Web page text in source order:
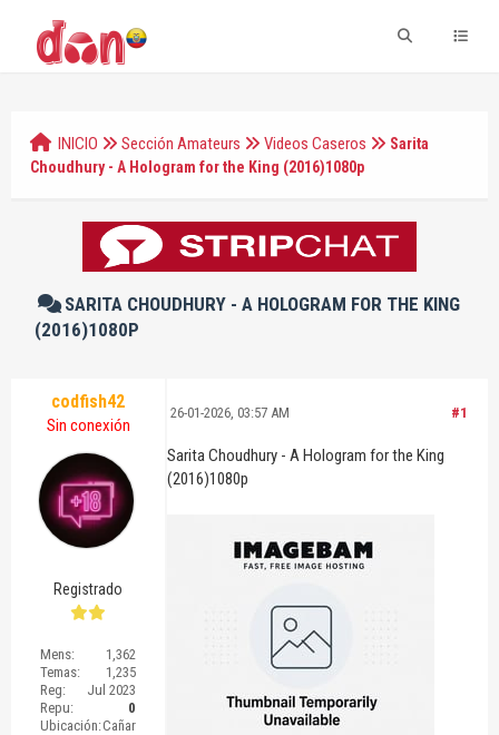
INICIO Sección Amateurs Videos Caseros
Sarita
Choudhury - A Hologram for the King (2016)1080p
SARITA CHOUDHURY - A HOLOGRAM FOR THE KING
(2016)1080P
codfish42
Sin conexión
Registrado
Mens:
1,362
Temas:
1,235
Reg:
Jul 2023
Repu:
0
Ubicación:Cañar
#1
26-01-2026, 03:57 AM
Sarita Choudhury - A Hologram for the King
(2016)1080p